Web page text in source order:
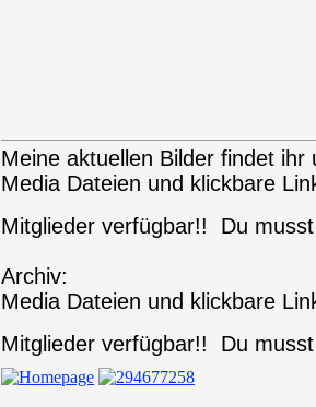
Meine aktuellen Bilder findet ihr
Media Dateien und klickbare
Mitglieder verfügbar!! Du
Archiv:
Media Dateien und klickbare
Mitglieder verfügbar!! Du